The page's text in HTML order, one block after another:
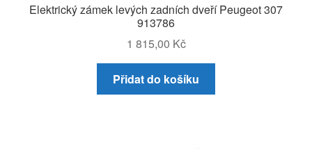
Elektrický zámek levých zadních dveří Peugeot 307
913786
1 815,00 Kč
Přidat do košíku